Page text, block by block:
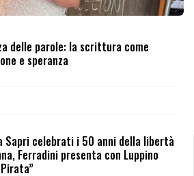
delle parole: la scrittura come
e speranza
Sapri celebrati i 50 anni della libertà
Ferradini presenta con Luppino